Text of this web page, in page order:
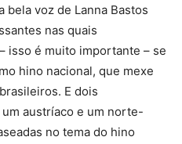
bela voz de Lanna Bastos
nas quais
isso é muito importante – se
hino nacional, que mexe
E dois
austríaco e um norte-
no tema do hino